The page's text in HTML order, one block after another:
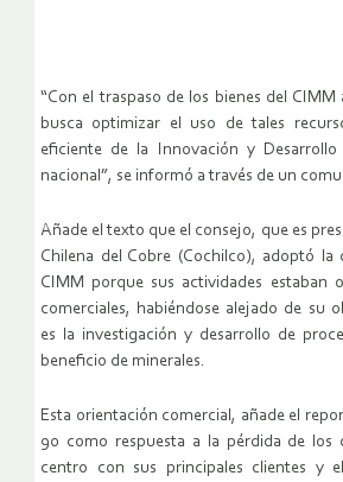
“Con el traspaso de los bienes del CIMM
busca optimizar el uso de tales
eficiente de la Innovación y
nacional”, se informó a través de un
Añade el texto que el consejo, que es
Chilena del Cobre (Cochilco), adoptó la
CIMM porque sus actividades estaban
comerciales, habiéndose alejado de su
es la investigación y desarrollo de
beneficio de minerales.
Esta orientación comercial, añade el
90 como respuesta a la pérdida de los
centro con sus principales clientes y